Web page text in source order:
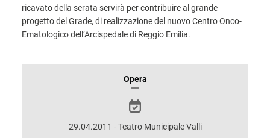
ricavato della serata servirà per contribuire al grande
progetto del Grade, di realizzazione del nuovo Centro Onco-
Ematologico dell’Arcispedale di Reggio Emilia.
INFORMAZIONIOpera
29.04.2011 - Teatro Municipale Valli